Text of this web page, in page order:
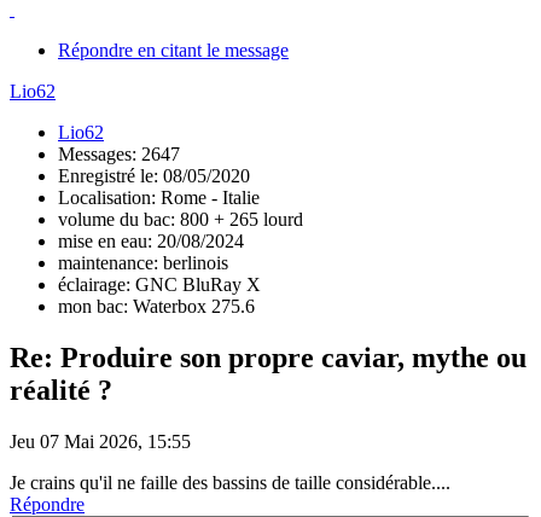
Répondre en citant le message
Lio62
Lio62
Messages: 2647
Enregistré le: 08/05/2020
Localisation: Rome - Italie
volume du bac: 800 + 265 lourd
mise en eau: 20/08/2024
maintenance: berlinois
éclairage: GNC BluRay X
mon bac: Waterbox 275.6
Re: Produire son propre caviar, mythe ou
réalité ?
Jeu 07 Mai 2026, 15:55
Je crains qu'il ne faille des bassins de taille considérable....
Répondre